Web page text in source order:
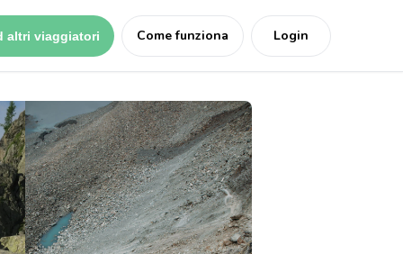
altri viaggiatori Come funziona Login